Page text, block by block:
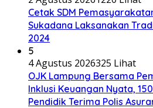
Cetak SDM
Sukadana Laksanakan
2024
5
4 Agustus 2026325 Lihat
OJK Lampung Bersama
Inklusi Keuangan Nyata,
Pendidik Terima Polis